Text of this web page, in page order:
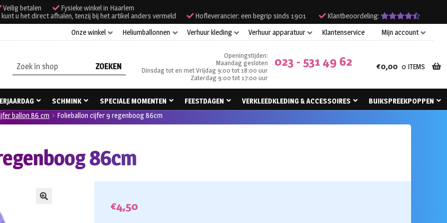
Veilig betalen
Fysieke winkel in Haarlem
u het direct afhalen, tenzij bij het artikel anders vermeld
Hofleverancier: een begrip sinds 1901
Klantbeoordeling:
Onze winkel
Heliumballonnen Verhuur kleding Verhuur apparatuur Klantenservice Mijn account
Zoeken
naar:
Openingstijden:
Maandag gesloten
Dinsdag tot en met Vrijdag 9:00 tot 18:00 uur
Zaterdag 9:00 tot 17:00 uur
023 - 531 49 62 €0,00 0 ITEMS
SCHMINK SPECIALE MOMENTEN FEESTDAGEN VERKLEEDKLEDING & ACCESSOIRES
BUIKSPREEKPOPPEN
ballon 86 cm Folieballon cijfer 9 regenboog 86cm
86cm
€4,50